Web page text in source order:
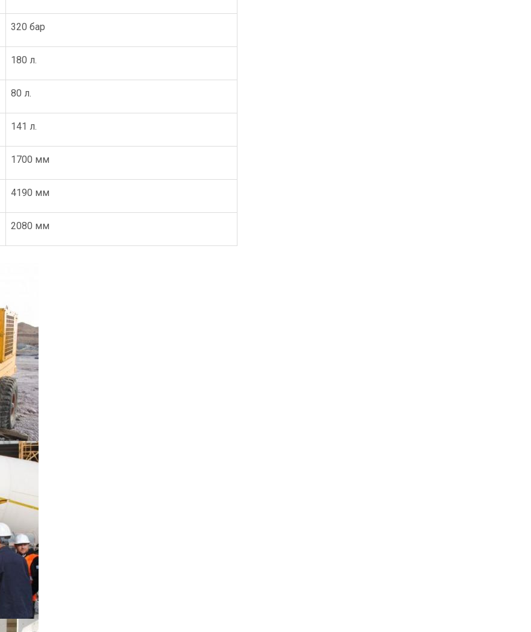
320 бар
180 л.
80 л.
141 л.
1700 мм
4190 мм
2080 мм